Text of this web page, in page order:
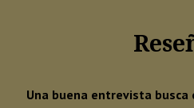
Una buena entrevista